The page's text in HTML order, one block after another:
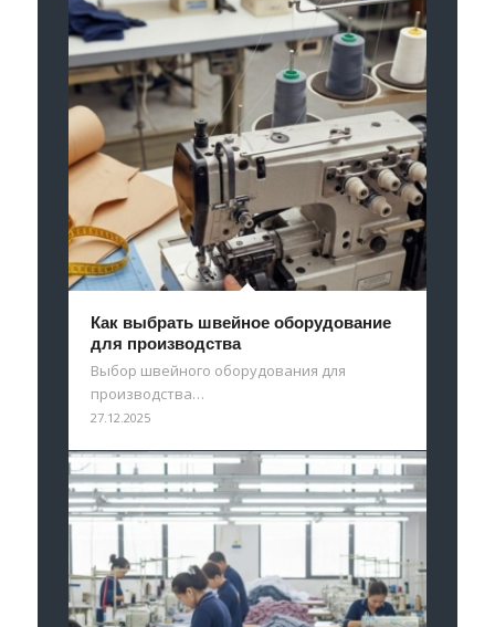
Как выбрать швейное оборудование
для производства
Выбор швейного оборудования для
производства…
27.12.2025